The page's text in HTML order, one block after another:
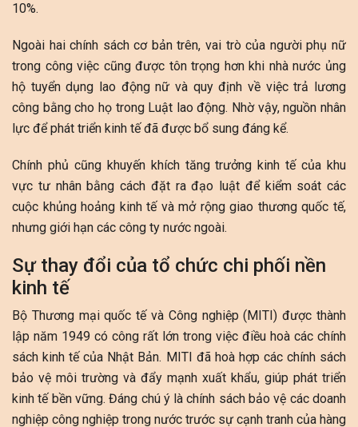
10%.
Ngoài hai chính sách cơ bản trên, vai trò của người phụ nữ
trong công việc cũng được tôn trọng hơn khi nhà nước ủng
hộ tuyển dụng lao động nữ và quy định về việc trả lương
công bằng cho họ trong Luật lao động. Nhờ vậy, nguồn nhân
lực để phát triển kinh tế đã được bổ sung đáng kể.
Chính phủ cũng khuyến khích tăng trưởng kinh tế của khu
vực tư nhân bằng cách đặt ra đạo luật để kiểm soát các
cuộc khủng hoảng kinh tế và mở rộng giao thương quốc tế,
nhưng giới hạn các công ty nước ngoài.
Sự thay đổi của tổ chức chi phối nền
kinh tế
Bộ Thương mại quốc tế và Công nghiệp (MITI) được thành
lập năm 1949 có công rất lớn trong việc điều hoà các chính
sách kinh tế của Nhật Bản. MITI đã hoà hợp các chính sách
bảo vệ môi trường và đẩy mạnh xuất khẩu, giúp phát triển
kinh tế bền vững. Đáng chú ý là chính sách bảo vệ các doanh
nghiệp công nghiệp trong nước trước sự cạnh tranh của hàng